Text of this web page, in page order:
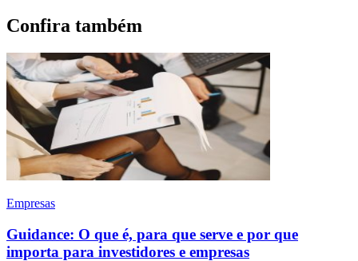
Confira também
Empresas
Guidance: O que é, para que serve e por que
importa para investidores e empresas